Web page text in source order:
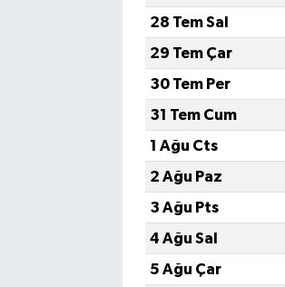
28 Tem Sal
29 Tem Çar
30 Tem Per
31 Tem Cum
1 Ağu Cts
2 Ağu Paz
3 Ağu Pts
4 Ağu Sal
5 Ağu Çar